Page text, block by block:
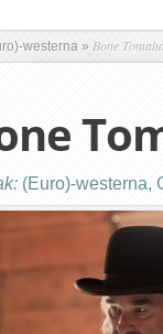
westerna » Bone
(Euro)-westerna,